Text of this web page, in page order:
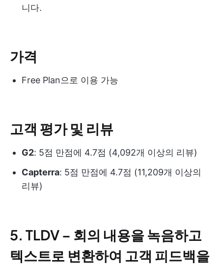
니다.
가격
Free Plan으로 이용 가능
고객 평가 및 리뷰
G2: 5점 만점에 4.7점 (4,092개 이상의 리뷰)
Capterra: 5점 만점에 4.7점 (11,209개 이상의
리뷰)
5. TLDV – 회의 내용을 녹음하고
텍스트로 변환하여 고객 피드백을